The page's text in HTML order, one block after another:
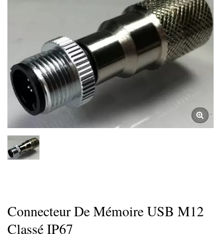
Connecteur De Mémoire USB M12
Classé IP67